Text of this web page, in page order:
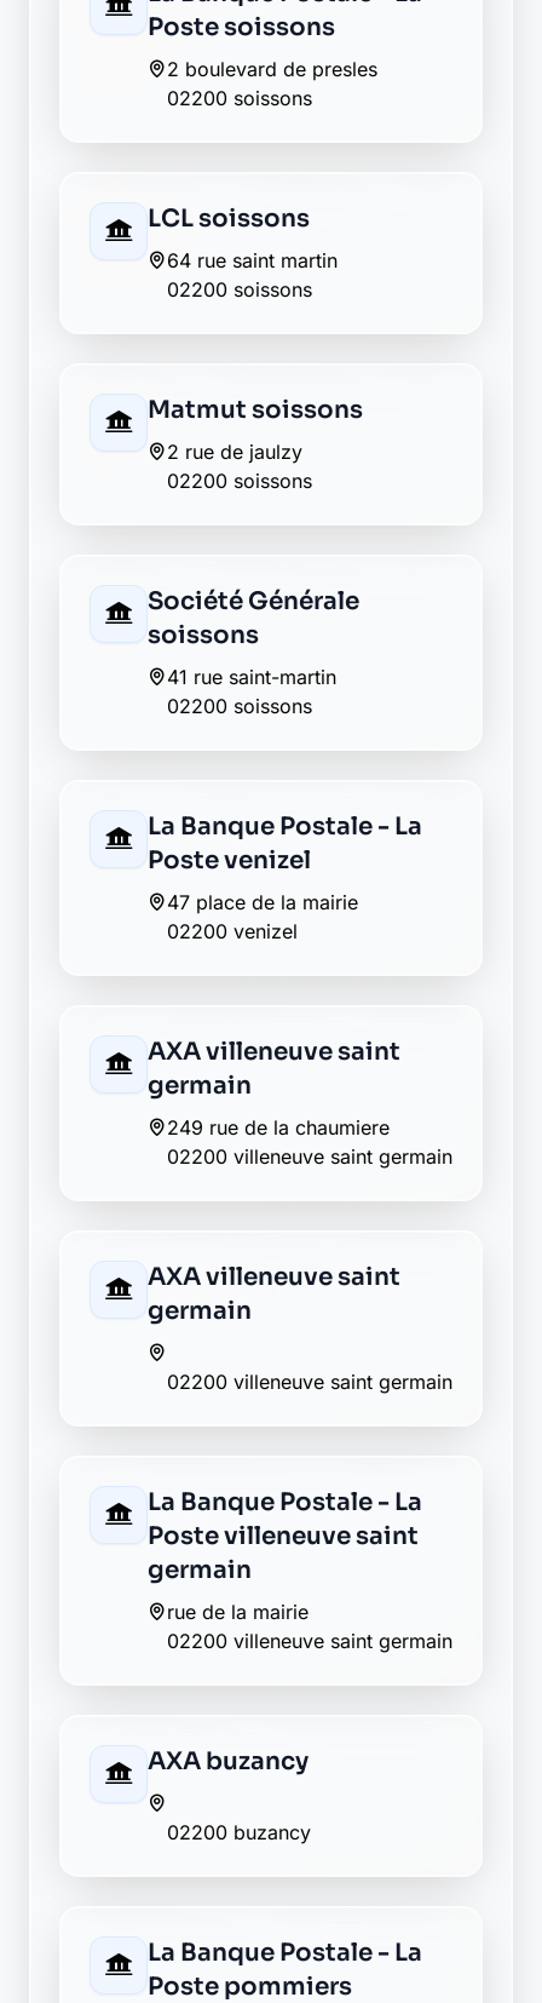
AXA buzancy
La Banque Postale - La
Poste pommiers
02200 pommiers
banque plus transparente ?
Découvrez Laymoon, la finance éthique
et responsable, sans frais cachés.
Découvrir Laymoon
Retour au département Aisne